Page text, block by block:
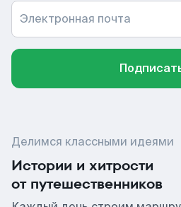
Электронная почта
Делимся классными идеями
Истории и хитрости
от путешественников